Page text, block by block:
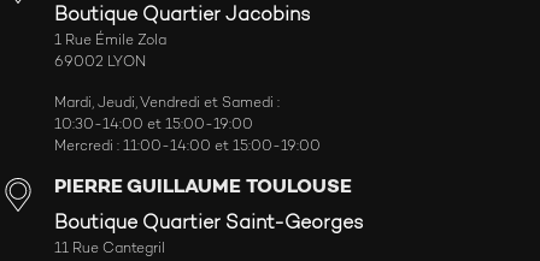
Boutique Quartier Jacobins
1 Rue Émile Zola
69002 LYON
Mardi, Jeudi, Vendredi et Samedi :
10:30-14:00 et 15:00-19:00
Mercredi : 11:00-14:00 et 15:00-19:00
PIERRE GUILLAUME TOULOUSE
Boutique Quartier Saint-Georges
11 Rue Cantegril